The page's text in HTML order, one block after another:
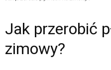
Jak przerobić
zimowy?